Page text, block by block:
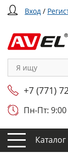
Вход /
+7 (771)
Пн-Пт: 9:00
Каталог